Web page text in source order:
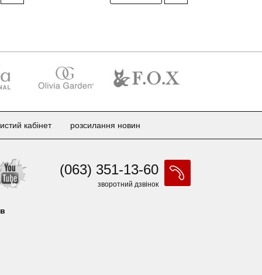
кабінет розсилання новин
(063) 351-13-60
зворотний дзвінок